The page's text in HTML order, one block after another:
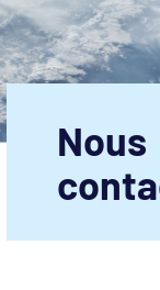
Nous